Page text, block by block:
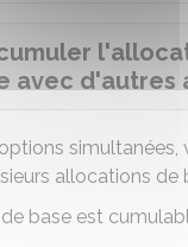
avec d'autres
simultanées,
allocations de
base est